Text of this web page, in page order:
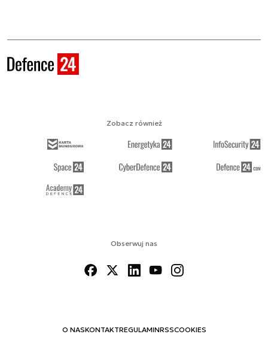
Obserwuj nas
O NASKONTAKTREGULAMINRSSCOOKIES
Zobacz również